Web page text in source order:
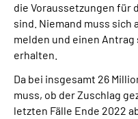
die Voraussetzungen für
sind. Niemand muss
melden und einen
erhalten.
Da bei insgesamt 26
muss, ob der Zuschlag
letzten Fälle Ende 2022